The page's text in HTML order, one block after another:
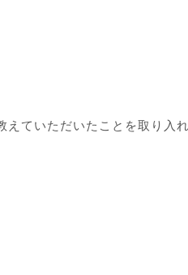
ていただいたことを取り入